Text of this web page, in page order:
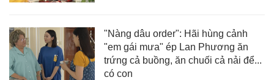
"Nàng dâu order": Hãi hùng cảnh
"em gái mưa" ép Lan Phương ăn
trứng cả buồng, ăn chuối cả nải để...
có con